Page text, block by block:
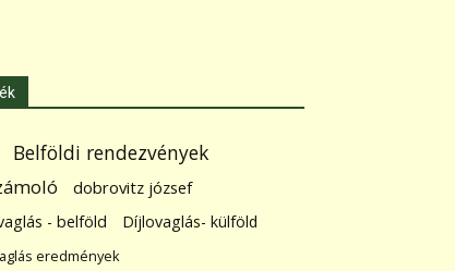
Belföldi rendezvények
dobrovitz józsef
- belföld Díjlovaglás- külföld
eredmények